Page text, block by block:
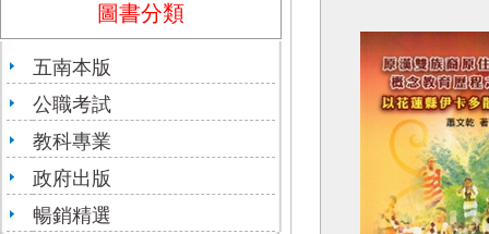
圖書分類
五南本版
公職考試
教科專業
政府出版
暢銷精選